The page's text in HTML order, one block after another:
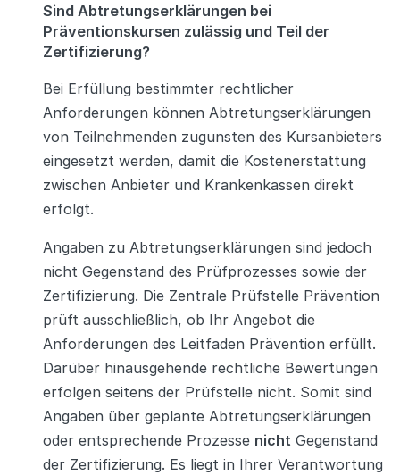
Sind Abtretungserklärungen bei
Präventionskursen zulässig und Teil der
Zertifizierung?
Bei Erfüllung bestimmter rechtlicher
Anforderungen können Abtretungserklärungen
von Teilnehmenden zugunsten des Kursanbieters
eingesetzt werden, damit die Kostenerstattung
zwischen Anbieter und Krankenkassen direkt
erfolgt.
Angaben zu Abtretungserklärungen sind jedoch
nicht Gegenstand des Prüfprozesses sowie der
Zertifizierung. Die Zentrale Prüfstelle Prävention
prüft ausschließlich, ob Ihr Angebot die
Anforderungen des Leitfaden Prävention erfüllt.
Darüber hinausgehende rechtliche Bewertungen
erfolgen seitens der Prüfstelle nicht. Somit sind
Angaben über geplante Abtretungserklärungen
oder entsprechende Prozesse nicht Gegenstand
der Zertifizierung. Es liegt in Ihrer Verantwortung